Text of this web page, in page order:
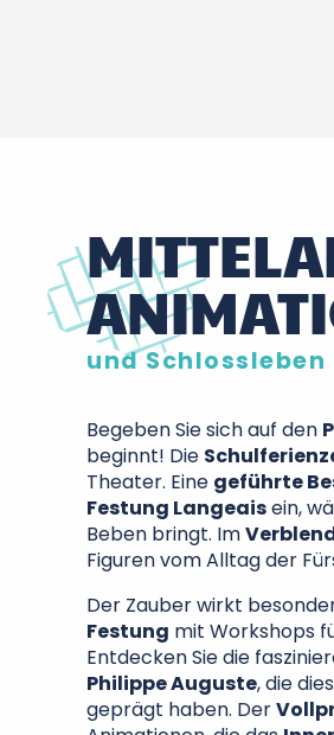
und Schlossleben
Begeben Sie sich auf den
beginnt! Die
Theater. Eine geführte
Festung Langeaisein,
Beben bringt. Im
Figuren vom Alltag der
Der Zauber wirkt
Festung mit Workshops
Entdecken Sie die
Philippe Auguste, die
geprägt haben. Der